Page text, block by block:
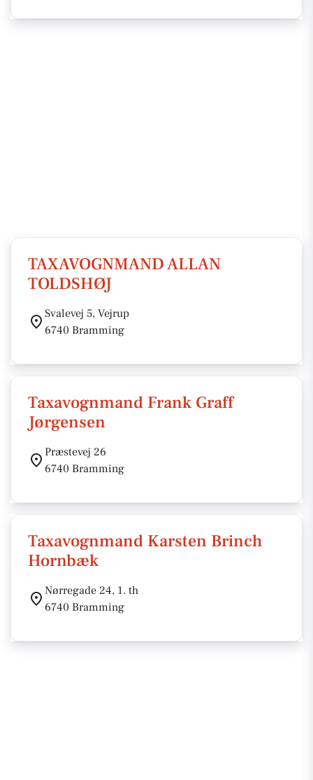
TAXAVOGNMAND ALLAN
TOLDSHØJ
Svalevej 5, Vejrup
6740 Bramming
Taxavognmand Frank Graff
Jørgensen
Præstevej 26
6740 Bramming
Taxavognmand Karsten Brinch
Hornbæk
Nørregade 24, 1. th
6740 Bramming